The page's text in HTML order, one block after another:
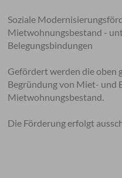
Soziale
Mietwohnungsbestand -
Belegungsbindungen
Gefördert werden die oben
Begründung von Miet- und
Mietwohnungsbestand.
Die Förderung erfolgt